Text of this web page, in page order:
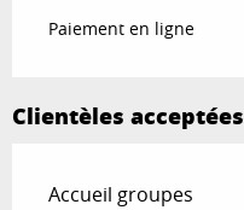
Paiement en ligne
Clientèles acceptées
Accueil groupes